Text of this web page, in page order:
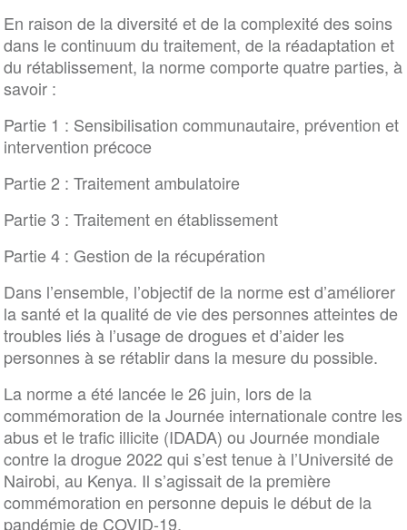
En raison de la diversité et de la complexité des soins
dans le continuum du traitement, de la réadaptation et
du rétablissement, la norme comporte quatre parties, à
savoir :
Partie 1 : Sensibilisation communautaire, prévention et
intervention précoce
Partie 2 : Traitement ambulatoire
Partie 3 : Traitement en établissement
Partie 4 : Gestion de la récupération
Dans l’ensemble, l’objectif de la norme est d’améliorer
la santé et la qualité de vie des personnes atteintes de
troubles liés à l’usage de drogues et d’aider les
personnes à se rétablir dans la mesure du possible.
La norme a été lancée le 26 juin, lors de la
commémoration de la Journée internationale contre les
abus et le trafic illicite (IDADA) ou Journée mondiale
contre la drogue 2022 qui s’est tenue à l’Université de
Nairobi, au Kenya. Il s’agissait de la première
commémoration en personne depuis le début de la
pandémie de COVID-19.